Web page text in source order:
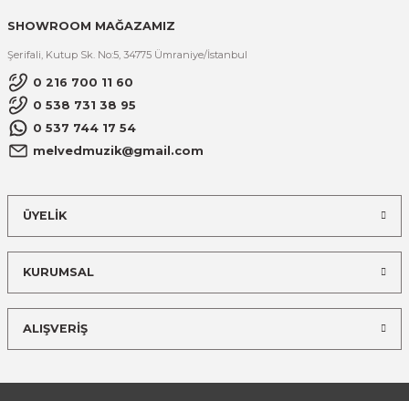
SHOWROOM MAĞAZAMIZ
Şerifali, Kutup Sk. No:5, 34775 Ümraniye/İstanbul
0 216 700 11 60
0 538 731 38 95
0 537 744 17 54
melvedmuzik@gmail.com
ÜYELİK
KURUMSAL
ALIŞVERİŞ